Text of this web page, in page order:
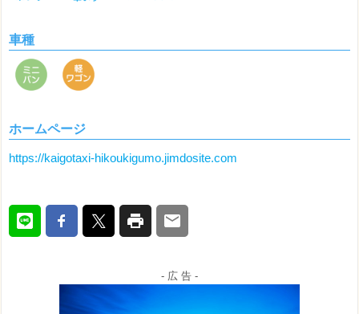
車種
ホームページ
https://kaigotaxi-hikoukigumo.jimdosite.com
- 広 告 -